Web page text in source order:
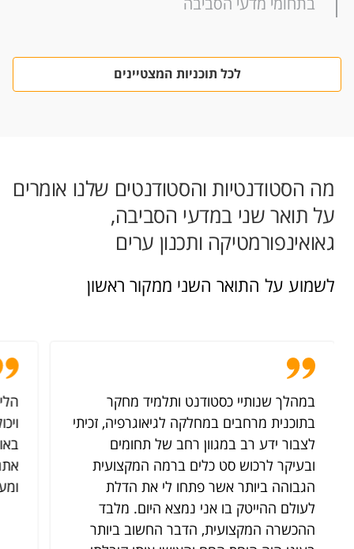
בתחומי מדעי הסביבה
לכל תוכניות המצטיינים
מה הסטודנטיות והסטודנטים שלנו אומרים
על תואר שני במדעי הסביבה,
גאואינפורמטיקה ותכנון ערים
לשמוע על התואר השני ממקור ראשון
במהלך שנותיי כסטודנט ותלמיד מחקר
בתוכנית מרחבים במחלקה לגיאוגרפיה, זכיתי
לצבור ידע רב במגוון רחב של תחומים
ובעיקר לרכוש סט כלים ברמה המקצועית
הגבוהה ביותר אשר פתחו לי את הדלת
לעולם ההייטק בו אני נמצא היום. מלבד
ההכשרה המקצועית, הדבר החשוב ביותר